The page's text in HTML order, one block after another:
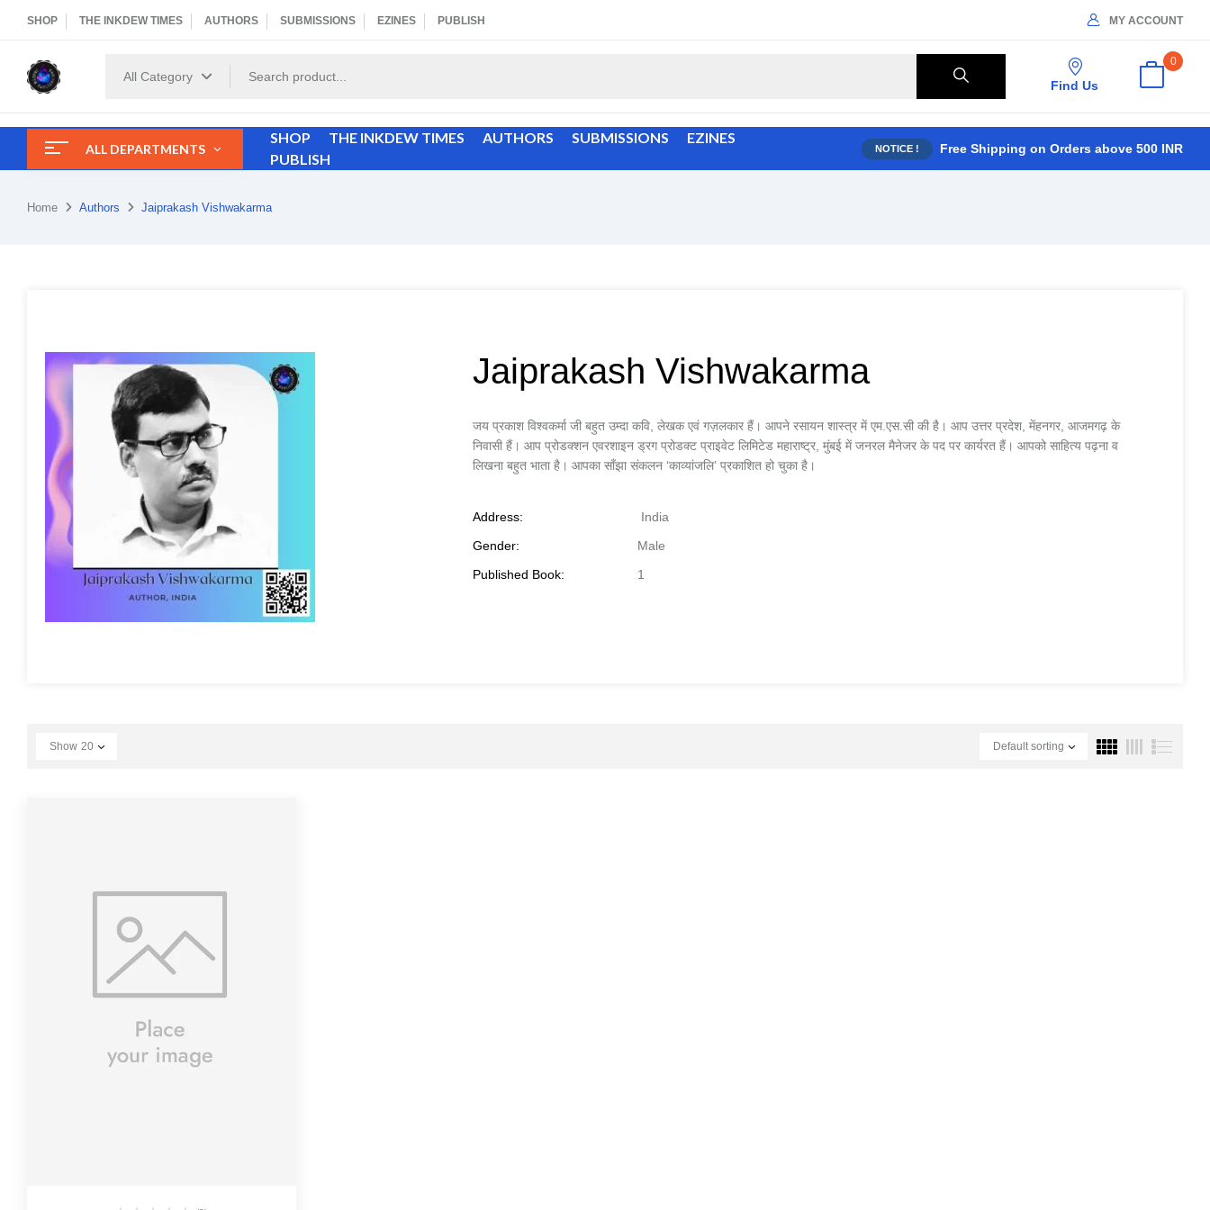
SHOP THE INKDEW TIMES AUTHORS SUBMISSIONS EZINES PUBLISH MY ACCOUNT
All Category
Find Us
0
ALL DEPARTMENTS
SHOP THE INKDEW TIMES AUTHORS SUBMISSIONS
EZINES
PUBLISH
NOTICE ! Free Shipping on Orders above 500 INR
Home Authors Jaiprakash Vishwakarma
Jaiprakash Vishwakarma
जय प्रकाश विश्वकर्मा जी बहुत उम्दा कवि, लेखक एवं गज़लकार हैं। आपने रसायन शास्त्र में एम.एस.सी की है। आप उत्तर प्रदेश, मेंहनगर, आजमगढ़ के
निवासी हैं। आप प्रोडक्शन एवरशाइन ड्रग प्रोडक्ट प्राइवेट लिमिटेड महाराष्ट्र, मुंबई में जनरल मैनेजर के पद पर कार्यरत हैं। आपको साहित्य पढ़ना व
लिखना बहुत भाता है। आपका साँझा संकलन ‘काव्यांजलि’ प्रकाशित हो चुका है।
Address:
India
Gender:
Male
Published Book:
1
Default sorting
Show 20